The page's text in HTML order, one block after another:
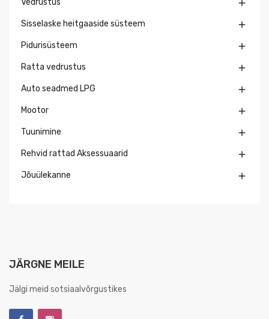
Vedrustus 
Sisselaske heitgaaside süsteem 
Pidurisüsteem 
Ratta vedrustus 
Auto seadmed LPG 
Mootor 
Tuunimine 
Rehvid rattad Aksessuaarid 
Jõuülekanne 
JÄRGNE MEILE
Jälgi meid sotsiaalvõrgustikes